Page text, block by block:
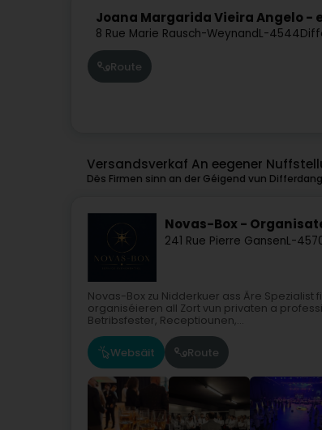
Joana Margarida Vieira Angelo -
8 Rue Marie Rausch-WeynandL-4544
Route
Versandsverkaf An eegener
Dës Firmen sinn an der Géigend vun
Novas-Box -
241 Rue Pierre GansenL-
Novas-Box zu Nidderkuer ass Äre
organiséieren all Zort vun privaten a
Betribsfester, Receptiounen,...
Websäit Route